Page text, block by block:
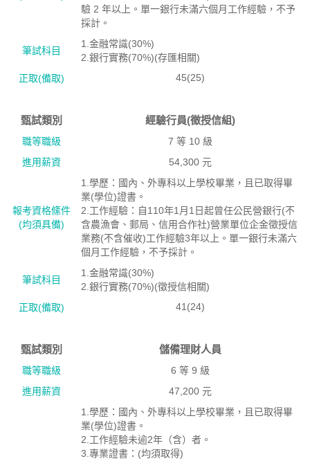
驗 2 年以上。單一銀行未滿六個月工作經驗，不予
採計。
筆試科目
1.金融常識(30%)
2.銀行實務(70%)(存匯相關)
正取(備取)
45(25)
甄試類別 經驗行員(徵授信組)
職等職級
7 等 10 級
進用薪資
54,300 元
報考資格絛件
(均須具備)
1.學歷：國內、外專科以上學校畢業，且已取得畢
業(學位)證書。
2.工作經驗：自110年1月1日起曾任公民營銀行(不
含農漁會、郵局、信用合作社)營業單位企金徵授信
業務(不含催收)工作經驗3年以上。單一銀行未滿六
個月工作經驗，不予採計。
筆試科目
1.金融常識(30%)
2.銀行實務(70%)(徵授信相關)
正取(備取)
41(24)
甄試類別 儲備理財人員
職等職級
6 等 9 級
進用薪資
47,200 元
1.學歷：國內、外專科以上學校畢業，且已取得畢
業(學位)證書。
2.工作經驗未逾2年（含）者。
3.專業證書：(均須取得)